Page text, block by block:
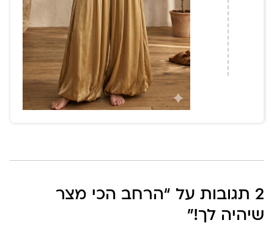
2 תגובות על “
הרחב הכי מצר
שיהיה לך!”